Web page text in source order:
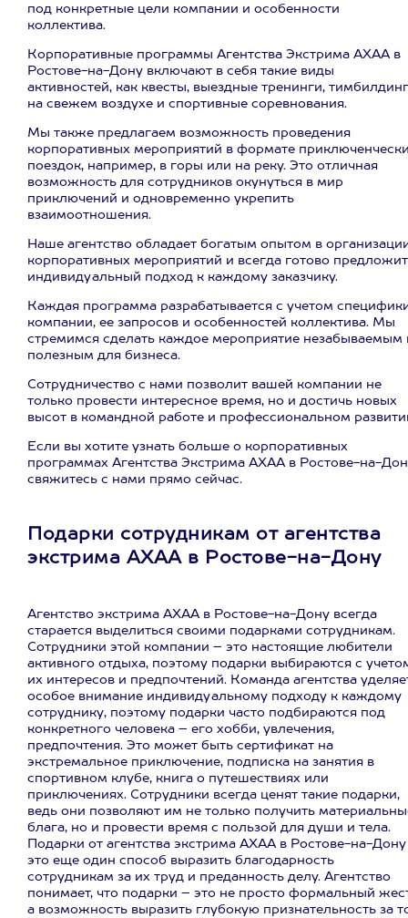
под конкретные цели компании и особенности
коллектива.
Корпоративные программы Агентства Экстрима АХАА в
Ростове-на-Дону включают в себя такие виды
активностей, как квесты, выездные тренинги,
на свежем воздухе и спортивные соревнования.
Мы также предлагаем возможность проведения
корпоративных мероприятий в формате
поездок, например, в горы или на реку. Это отличная
возможность для сотрудников окунуться в мир
приключений и одновременно укрепить
взаимоотношения.
Наше агентство обладает богатым опытом в
корпоративных мероприятий и всегда готово
индивидуальный подход к каждому заказчику.
Каждая программа разрабатывается с учетом
компании, ее запросов и особенностей коллектива. Мы
стремимся сделать каждое мероприятие незабываемым
полезным для бизнеса.
Сотрудничество с нами позволит вашей компании не
только провести интересное время, но и достичь новых
высот в командной работе и профессиональном
Если вы хотите узнать больше о корпоративных
программах Агентства Экстрима АХАА в Ростове-на-
свяжитесь с нами прямо сейчас.
Подарки сотрудникам от агентства
экстрима АХАА в Ростове-на-Дону
Агентство экстрима АХАА в Ростове-на-Дону всегда
старается выделиться своими подарками сотрудникам.
Сотрудники этой компании – это настоящие любители
активного отдыха, поэтому подарки выбираются с
их интересов и предпочтений. Команда агентства
особое внимание индивидуальному подходу к каждому
сотруднику, поэтому подарки часто подбираются под
конкретного человека – его хобби, увлечения,
предпочтения. Это может быть сертификат на
экстремальное приключение, подписка на занятия в
спортивном клубе, книга о путешествиях или
приключениях. Сотрудники всегда ценят такие подарки,
ведь они позволяют им не только получить
блага, но и провести время с пользой для души и тела.
Подарки от агентства экстрима АХАА в Ростове-на-
это еще один способ выразить благодарность
сотрудникам за их труд и преданность делу. Агентство
понимает, что подарки – это не просто формальный
а возможность выразить глубокую признательность за